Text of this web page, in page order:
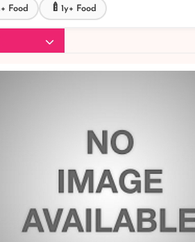
Food 🍼 1y+ Food